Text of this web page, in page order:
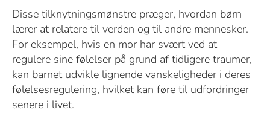
Disse tilknytningsmønstre præger, hvordan børn
lærer at relatere til verden og til andre mennesker.
For eksempel, hvis en mor har svært ved at
regulere sine følelser på grund af tidligere traumer,
kan barnet udvikle lignende vanskeligheder i deres
følelsesregulering, hvilket kan føre til udfordringer
senere i livet.